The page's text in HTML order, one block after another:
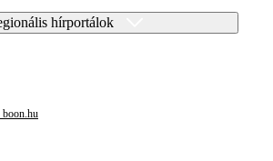
hírportálok